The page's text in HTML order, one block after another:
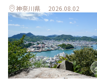
神奈川県 2026.08.02